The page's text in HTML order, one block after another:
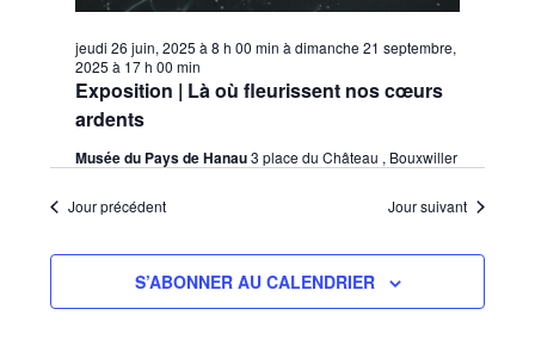
Exposition | Là où fleurissent nos cœurs
ardents
jeudi 26 juin, 2025 à 8 h 00 min à dimanche 21 septembre,
2025 à 17 h 00 min
Musée du Pays de Hanau3 place du Château , Bouxwiller
Jour précédent Jour suivant
S’ABONNER AU CALENDRIER